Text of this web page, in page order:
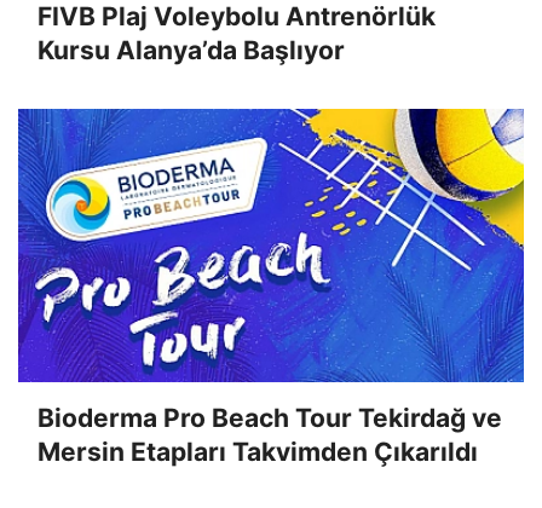
FIVB Plaj Voleybolu Antrenörlük
Kursu Alanya’da Başlıyor
Bioderma Pro Beach Tour Tekirdağ ve
Mersin Etapları Takvimden Çıkarıldı